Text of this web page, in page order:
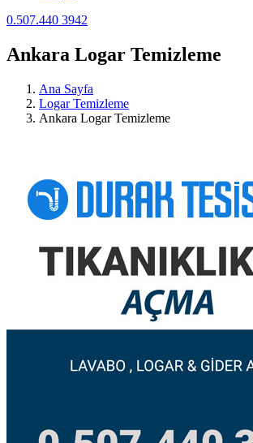
0.507.440 3942
Ankara Logar Temizleme
Ana Sayfa
Logar Temizleme
Ankara Logar Temizleme